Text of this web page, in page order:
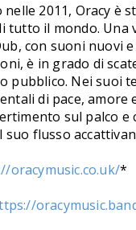
2011, Oracy è
tutto il mondo. Una
con suoni nuovi
è in grado di
pubblico. Nei suoi
di pace, amore
sul palco e
suo flusso
oracymusic.co.uk/*